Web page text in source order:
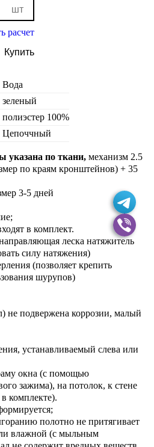
расчет
Купить
Вода
зеленый
полиэстер 100%
Цепоччный
указана по ткани,механизм 2.5
по краям кронштейнов) + 35
3-5 дней
в комплект.
леска натяжитель
силу натяжения)
(позволяет крепить
шурупов)
не подвержена коррозии, малый
устанавливаемый слева или
окна (с помощью
зажима), на потолок, к стене
комплекте).
полотно не притягивает
влажной (с мыльным